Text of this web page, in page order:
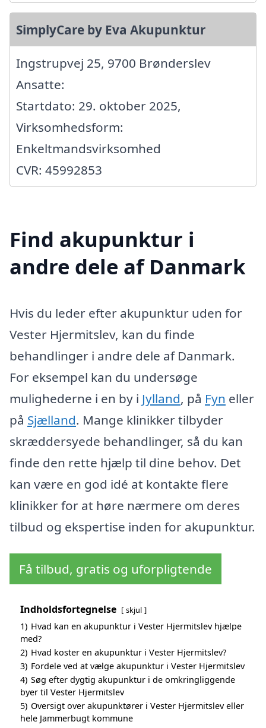
SimplyCare by Eva Akupunktur
Ingstrupvej 25, 9700 Brønderslev
Ansatte:
Startdato: 29. oktober 2025,
Virksomhedsform:
Enkeltmandsvirksomhed
CVR: 45992853
Find akupunktur i
andre dele af Danmark
Hvis du leder efter akupunktur uden for
Vester Hjermitslev, kan du finde
behandlinger i andre dele af Danmark.
For eksempel kan du undersøge
mulighederne i en by i Jylland, på Fyn eller
på Sjælland. Mange klinikker tilbyder
skræddersyede behandlinger, så du kan
finde den rette hjælp til dine behov. Det
kan være en god idé at kontakte flere
klinikker for at høre nærmere om deres
tilbud og ekspertise inden for akupunktur.
Få tilbud, gratis og uforpligtende
Indholdsfortegnelse skjul
1) Hvad kan en akupunktur i Vester Hjermitslev hjælpe
med?
2) Hvad koster en akupunktur i Vester Hjermitslev?
3) Fordele ved at vælge akupunktur i Vester Hjermitslev
4) Søg efter dygtig akupunktur i de omkringliggende
byer til Vester Hjermitslev
5) Oversigt over akupunktører i Vester Hjermitslev eller
hele Jammerbugt kommune